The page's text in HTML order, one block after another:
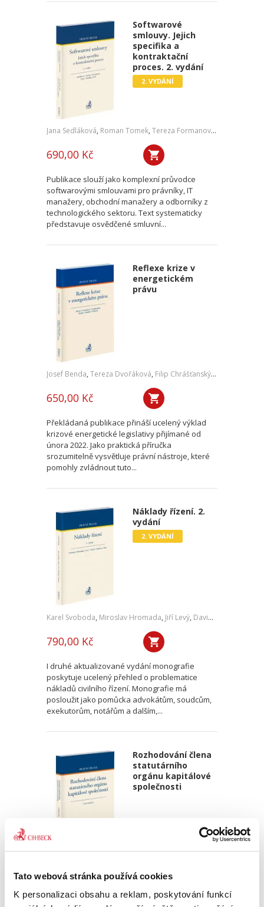
Tato webová stránka používá cookies
K personalizaci obsahu a reklam, poskytování funkcí
Softwarové
smlouvy. Jejich
specifika a
kontraktační
proces. 2. vydání
2. VYDÁNÍ
Jana Sedláková, Roman Tomek, Tereza Formanová ,
690,00 Kč
Publikace slouží jako komplexní průvodce
softwarovými smlouvami pro právníky, IT
manažery, obchodní manažery a odborníky z
technologického sektoru. Text systematicky
představuje osvědčené smluvní...
Reflexe krize v
energetickém
právu
Josef Benda, Tereza Dvořáková, Filip Chrášťanský,Jan Kořán
650,00 Kč
Překládaná publikace přináší ucelený výklad
krizové energetické legislativy přijímané od
února 2022. Jako praktická příručka
srozumitelně vysvětluje právní nástroje, které
pomohly zvládnout tuto...
Náklady řízení. 2.
vydání
2. VYDÁNÍ
Karel Svoboda, Miroslav Hromada, Jiří Levý, David Vláčil
790,00 Kč
I druhé aktualizované vydání monografie
poskytuje ucelený přehled o problematice
nákladů civilního řízení. Monografie má
posloužit jako pomůcka advokátům, soudcům,
exekutorům, notářům a dalším,...
Rozhodování člena
statutárního
orgánu kapitálové
společnosti